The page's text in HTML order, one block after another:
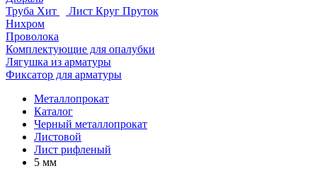
Труба Хит Лист Круг Пруток
Нихром
Проволока
Комплектующие для опалубки
Лягушка из арматуры
Фиксатор для арматуры
Металлопрокат
Каталог
Черный металлопрокат
Листовой
Лист рифленый
5 мм